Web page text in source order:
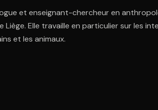
et enseignant-chercheur en
Liège. Elle travaille en particulier sur les
et les animaux.